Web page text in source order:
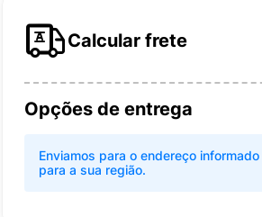
Calcular frete
Opções de entrega
Enviamos para o endereço
para a sua região.